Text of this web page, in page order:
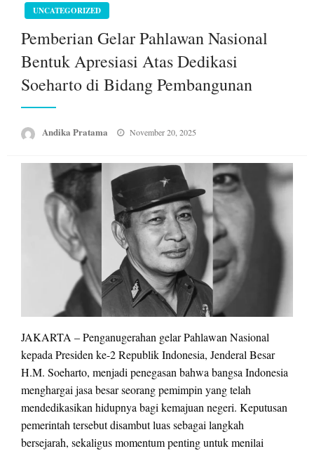
UNCATEGORIZED
Pemberian Gelar Pahlawan Nasional
Bentuk Apresiasi Atas Dedikasi
Soeharto di Bidang Pembangunan
Andika Pratama
Posted
November 20, 2025
JAKARTA – Penganugerahan gelar Pahlawan Nasional
kepada Presiden ke-2 Republik Indonesia, Jenderal Besar
H.M. Soeharto, menjadi penegasan bahwa bangsa Indonesia
menghargai jasa besar seorang pemimpin yang telah
mendedikasikan hidupnya bagi kemajuan negeri. Keputusan
pemerintah tersebut disambut luas sebagai langkah
bersejarah, sekaligus momentum penting untuk menilai